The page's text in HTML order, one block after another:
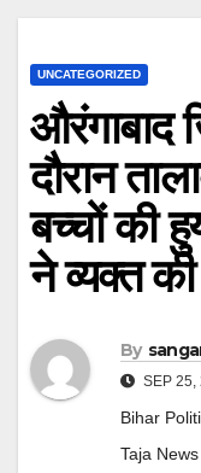
UNCATEGORIZED
औरंगाबाद
दौरान
बच्चों की
ने व्यक्त
By
SEP 25,
Bihar
Taja News